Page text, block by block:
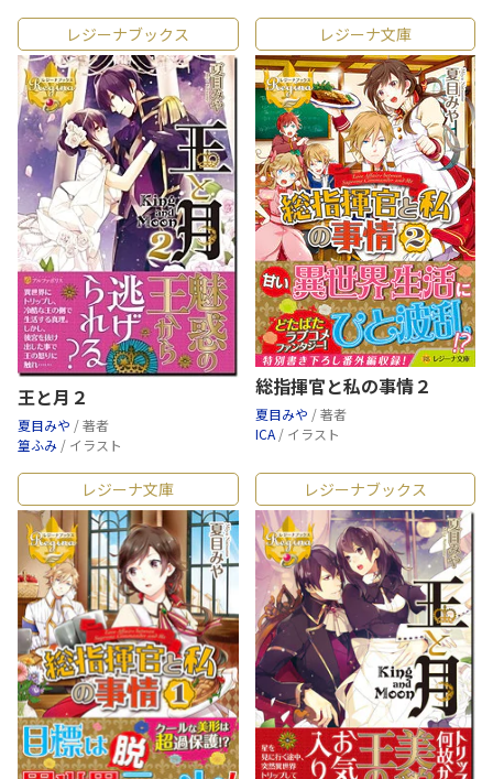
レジーナブックス
王と月２
夏目みや / 著者
篁ふみ / イラスト
レジーナ文庫
総指揮官と私の事情２
夏目みや / 著者
ICA / イラスト
レジーナ文庫 レジーナブックス